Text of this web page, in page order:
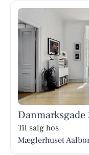
Til salg hos
Mæglerhuset